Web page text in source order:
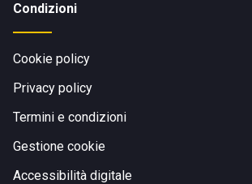
Condizioni
Cookie policy
Privacy policy
Termini e condizioni
Gestione cookie
Accessibilità digitale